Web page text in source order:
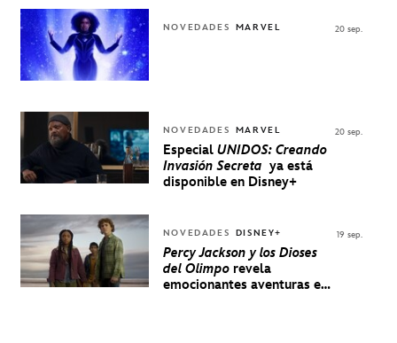
NOVEDADES MARVEL 20 sep.
NOVEDADES MARVEL
Especial UNIDOS: Creando
Invasión Secreta ya está
disponible en Disney+
20 sep.
NOVEDADES DISNEY+
Percy Jackson y los Dioses
del Olimporevela
emocionantes aventuras en
19 sep.